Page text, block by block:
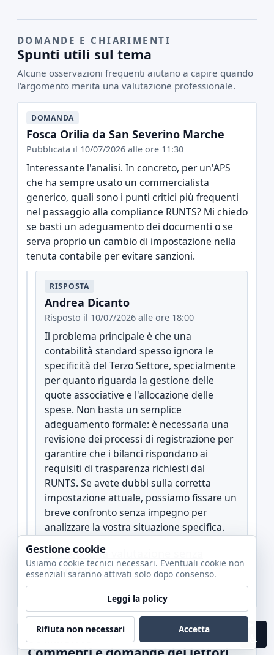
DOMANDE E CHIARIMENTI
Spunti utili sul tema
Alcune osservazioni frequenti aiutano a capire quando
l'argomento merita una valutazione professionale.
DOMANDA
Fosca Orilia da San Severino Marche
Pubblicata il 10/07/2026 alle ore 11:30
Interessante l'analisi. In concreto, per un'APS
che ha sempre usato un commercialista
generico, quali sono i punti critici più frequenti
nel passaggio alla compliance RUNTS? Mi chiedo
se basti un adeguamento dei documenti o se
serva proprio un cambio di impostazione nella
tenuta contabile per evitare sanzioni.
RISPOSTA
Andrea Dicanto
Risposto il 10/07/2026 alle ore 18:00
Il problema principale è che una
contabilità standard spesso ignora le
specificità del Terzo Settore, specialmente
per quanto riguarda la gestione delle
quote associative e l'allocazione delle
spese. Non basta un semplice
adeguamento formale: è necessaria una
revisione dei processi di registrazione per
garantire che i bilanci rispondano ai
requisiti di trasparenza richiesti dal
RUNTS. Se avete dubbi sulla corretta
impostazione attuale, possiamo fissare un
breve confronto senza impegno per
analizzare la vostra situazione specifica.
Richiedi una valutazione senza
impegno
COMMENTI ♿
Gestione cookie
Usiamo cookie tecnici necessari. Eventuali cookie non
essenziali saranno attivati solo dopo consenso.
Leggi la policy
Rifiuta non necessari Accetta